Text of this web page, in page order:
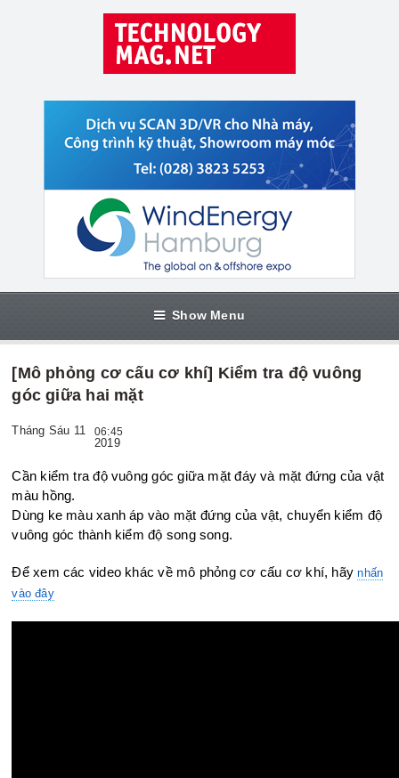
Show Menu
[Mô phỏng cơ cấu cơ khí] Kiểm tra độ vuông
góc giữa hai mặt
Tháng Sáu 11 06:45
2019
Cần kiểm tra độ vuông góc giữa mặt đáy và mặt đứng của vật
màu hồng.
Dùng ke màu xanh áp vào mặt đứng của vật, chuyển kiểm độ
vuông góc thành kiểm độ song song.
Để xem các video khác về mô phỏng cơ cấu cơ khí, hãynhấn
vào đây